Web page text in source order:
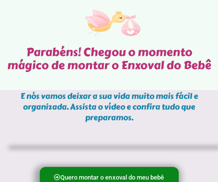
Parabéns! Chegou o momento
mágico de montar o Enxoval do Bebê
E nós vamos deixar a sua vida muito mais fácil e
organizada. Assista o vídeo e confira tudo que
preparamos.
Quero montar o enxoval do meu bebê